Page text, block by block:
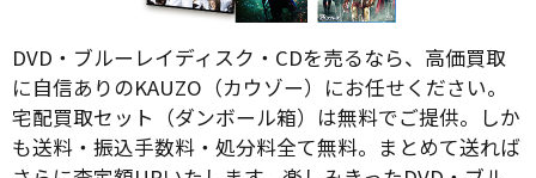
DVD・ブルーレイディスク・CDを売るなら、高価買取
に自信ありのKAUZO（カウゾー）にお任せください。
宅配買取セット（ダンボール箱）は無料でご提供。しか
も送料・振込手数料・処分料全て無料。まとめて送れば